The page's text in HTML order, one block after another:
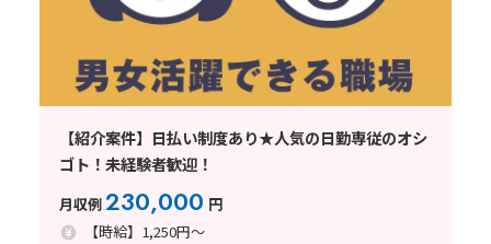
【紹介案件】日払い制度あり★人気の日勤専従のオシ
ゴト！未経験者歓迎！
月収例230,000 円
【時給】1,250円～